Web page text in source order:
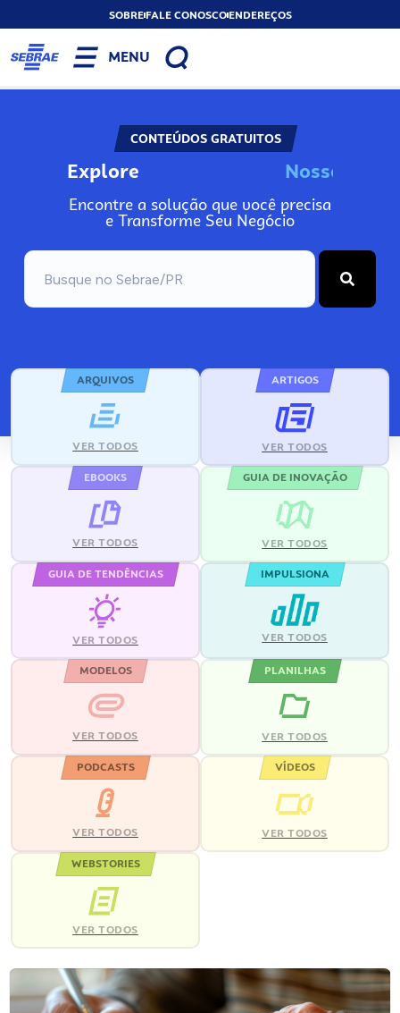
SOBREFALE CONOSCOENDEREÇOS
MENU
CONTEÚDOS GRATUITOS
Explore Nosso
Encontre a solução que você precisa
e Transforme Seu Negócio
ARQUIVOS
VER TODOS
ARTIGOS
VER TODOS
EBOOKS
VER TODOS
GUIA DE INOVAÇÃO
VER TODOS
GUIA DE TENDÊNCIAS
VER TODOS
IMPULSIONA
VER TODOS
MODELOS
VER TODOS
PLANILHAS
VER TODOS
PODCASTS
VER TODOS
VÍDEOS
VER TODOS
WEBSTORIES
VER TODOS